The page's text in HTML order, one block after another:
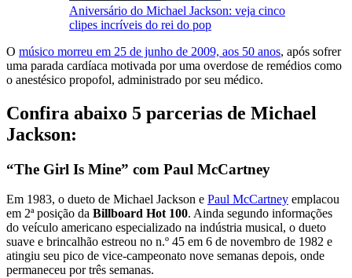
Aniversário do Michael Jackson: veja cinco
clipes incríveis do rei do pop
O músico morreu em 25 de junho de 2009, aos 50 anos, após sofrer
uma parada cardíaca motivada por uma overdose de remédios como
o anestésico propofol, administrado por seu médico.
Confira abaixo 5 parcerias de Michael
Jackson:
“The Girl Is Mine” com Paul McCartney
Em 1983, o dueto de Michael Jackson e Paul McCartney emplacou
em 2ª posição da Billboard Hot 100. Ainda segundo informações
do veículo americano especializado na indústria musical, o dueto
suave e brincalhão estreou no n.º 45 em 6 de novembro de 1982 e
atingiu seu pico de vice-campeonato nove semanas depois, onde
permaneceu por três semanas.